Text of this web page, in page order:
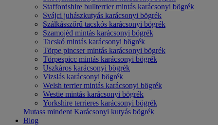
Staffordshire bullterrier mintás karácsonyi bögrék
Svájci juhászkutyás karácsonyi bögrék
Szálkásszőrű tacskós karácsonyi bögrék
Szamojéd mintás karácsonyi bögrék
Tacskó mintás karácsonyi bögrék
Törpe pincser mintás karácsonyi bögrék
Törpespicc mintás karácsonyi bögrék
Uszkáros karácsonyi bögrék
Vizslás karácsonyi bögrék
Welsh terrier mintás karácsonyi bögrék
Westie mintás karácsonyi bögrék
Yorkshire terrieres karácsonyi bögrék
Mutass mindent Karácsonyi kutyás bögrék
Blog